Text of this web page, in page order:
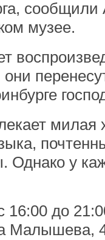
музее.
они
у
16:00 до
Малышева,